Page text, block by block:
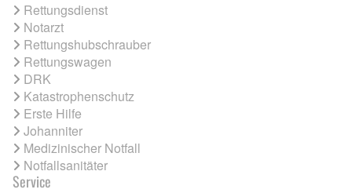
Rettungsdienst
Notarzt
Rettungshubschrauber
Rettungswagen
DRK
Katastrophenschutz
Erste Hilfe
Johanniter
Medizinischer Notfall
Notfallsanitäter
Service